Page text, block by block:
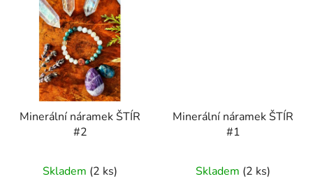
Minerální náramek ŠTÍR
#2
Skladem (2 ks)
Minerální náramek ŠTÍR
#1
Skladem (2 ks)